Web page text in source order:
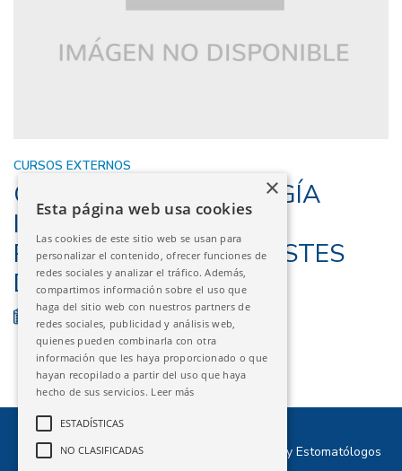
CURSOS EXTERNOS
OVIEDO – ODONTOLOGÍA
INTERDISCIPLINAR DEL
PACIENTE CON DESGASTES
DENTALES
03/10/2025 - 04/10/2025 FINALIZADO
©2026 Ilustre Colegio Oficial de Odontólogos y Estomatólogos
Esta página web usa cookies
Las cookies de este sitio web se usan para
personalizar el contenido, ofrecer funciones de
redes sociales y analizar el tráfico. Además,
compartimos información sobre el uso que
haga del sitio web con nuestros partners de
redes sociales, publicidad y análisis web,
quienes pueden combinarla con otra
información que les haya proporcionado o que
hayan recopilado a partir del uso que haya
hecho de sus servicios. Leer más
ESTADÍSTICAS
NO CLASIFICADAS
×